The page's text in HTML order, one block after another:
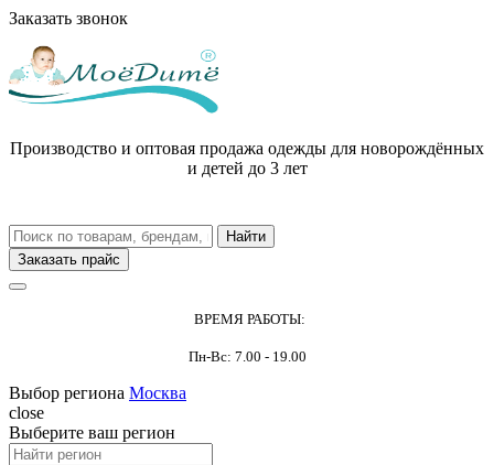
Заказать звонок
Производство и оптовая продажа одежды для новорождённых
и детей до 3 лет
Заказать прайс
ВРЕМЯ РАБОТЫ:
Пн-Вс: 7.00 - 19.00
Выбор региона Москва
close
Выберите ваш регион